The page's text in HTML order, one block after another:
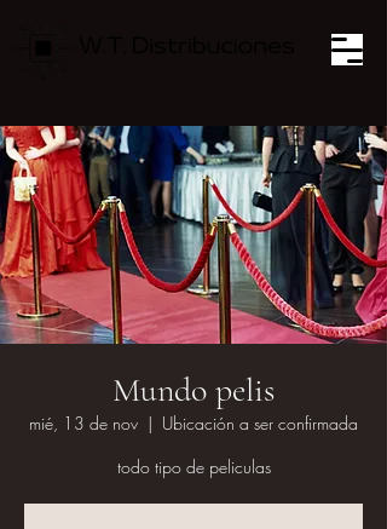
Mundo pelis
mié, 13 de nov
  |
Ubicación a ser confirmada
todo tipo de peliculas